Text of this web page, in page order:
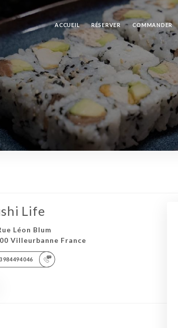
ACCUEIL RÉSERVER COMMANDER
Life
Léon Blum
Villeurbanne France